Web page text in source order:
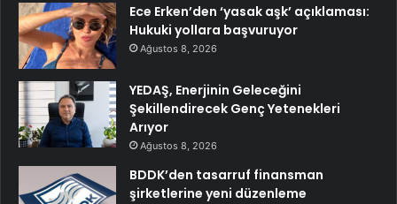
Ece Erken’den ‘yasak aşk’ açıklaması:
Hukuki yollara başvuruyor
Ağustos 8, 2026
YEDAŞ, Enerjinin Geleceğini
Şekillendirecek Genç Yetenekleri
Arıyor
Ağustos 8, 2026
BDDK’den tasarruf finansman
şirketlerine yeni düzenleme